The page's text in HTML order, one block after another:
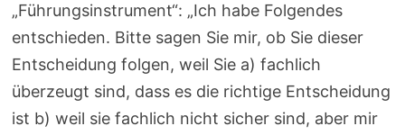
„Führungsinstrument“: „Ich habe Folgendes
entschieden. Bitte sagen Sie mir, ob Sie dieser
Entscheidung folgen, weil Sie a) fachlich
überzeugt sind, dass es die richtige Entscheidung
ist b) weil sie fachlich nicht sicher sind, aber mir